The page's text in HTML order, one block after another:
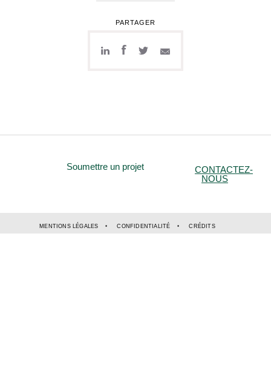
PARTAGER
Soumettre un projet
CONTACTEZ-
NOUS
MENTIONS LÉGALES CONFIDENTIALITÉ CRÉDITS